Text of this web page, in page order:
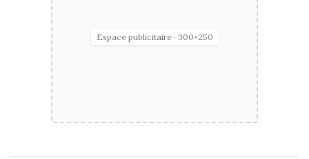
Espace publicitaire · 300×250